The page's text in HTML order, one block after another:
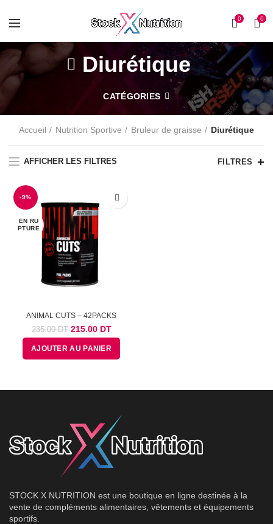
0 0
Diurétique
CATÉGORIES
Accueil Nutrition Sportive Bruleur de graisse Diurétique
AFFICHER LES FILTRES FILTRES
-9%
EN RU
PTURE
ANIMAL CUTS – 42PACKS
235.00DT Le
prix
initial
était :
215.00DTLe
prix
actuel
est :
AJOUTER AU PANIER
STOCK X NUTRITION est une boutique en ligne destinée à la
vente de compléments alimentaires, vêtements et équipements
sportifs.